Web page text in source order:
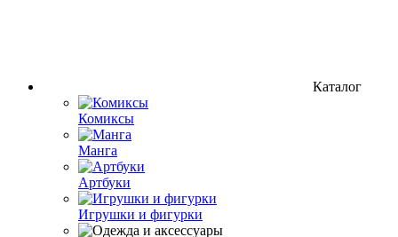
Каталог
Комиксы
Манга
Артбуки
Игрушки и фигурки